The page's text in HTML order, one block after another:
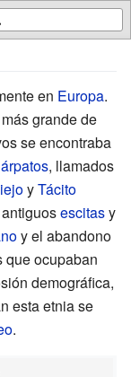
en Europa.
grande de
se encontraba
, llamados
yTácito
escitasy
y el abandono
que ocupaban
demográfica,
esta etnia se
.